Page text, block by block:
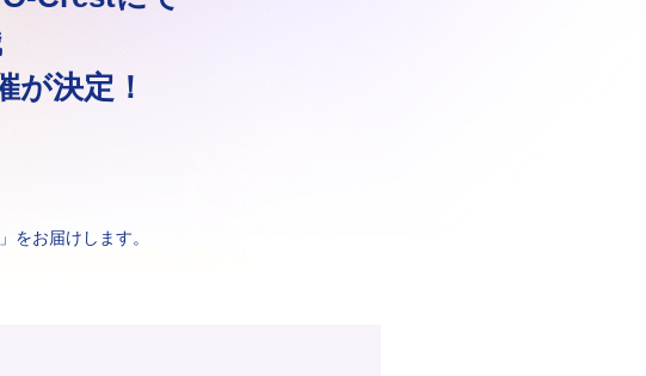
決定！
をお届けします。